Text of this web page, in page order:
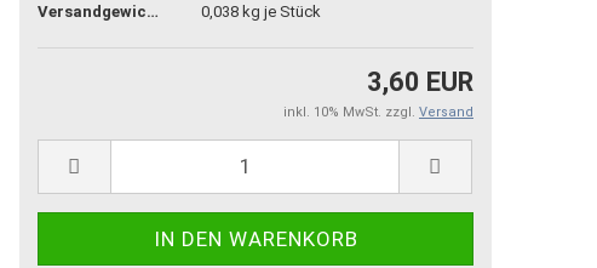
Versandgewicht: 0,038 kg je Stück
3,60 EUR
inkl. 10% MwSt. zzgl. Versand